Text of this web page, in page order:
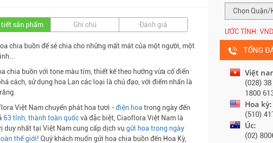
tiết sản phẩm Ghi chú Đánh giá
chia buồn để sẻ chia cho những mất mát của một người, một
chia buồn với tone màu tím, thiết kế theo hướng vừa cổ điển
cách, sử dụng hoa Lan các loại là chủ đạo, với điểm nhấn là
Việt Nam chuyển phát hoa tươi -điện hoa trong ngày đến
63 tỉnh, thành toàn quốcvà đặc biệt, Ciaoflora Việt Nam là
duy nhất tại Việt Nam cung cấp dịch vụ gửi hoa trong ngày
thế giới! Quý khách muốn gửi hoa chia buồn đến Hoa Kỳ,
ƯỚC TÍNH: VND
TỔNG
Việt
(028)
1800
Hoa kỳ:
(510)
Úc:
(02)